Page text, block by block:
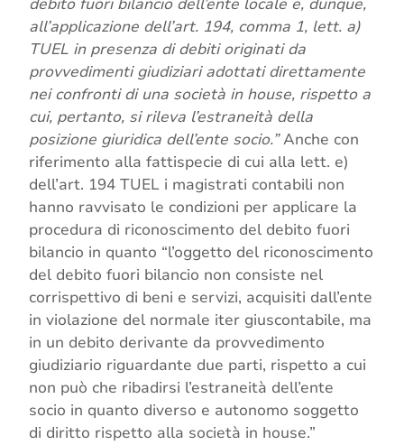
debito fuori bilancio dell’ente locale e, dunque,
all’applicazione dell’art. 194, comma 1, lett. a)
TUEL in presenza di debiti originati da
provvedimenti giudiziari adottati direttamente
nei confronti di una società in house, rispetto a
cui, pertanto, si rileva l’estraneità della
posizione giuridica dell’ente socio.”Anche con
riferimento alla fattispecie di cui alla lett. e)
dell’art. 194 TUEL i magistrati contabili non
hanno ravvisato le condizioni per applicare la
procedura di riconoscimento del debito fuori
bilancio in quanto “l’oggetto del riconoscimento
del debito fuori bilancio non consiste nel
corrispettivo di beni e servizi, acquisiti dall’ente
in violazione del normale iter giuscontabile, ma
in un debito derivante da provvedimento
giudiziario riguardante due parti, rispetto a cui
non può che ribadirsi l’estraneità dell’ente
socio in quanto diverso e autonomo soggetto
di diritto rispetto alla società in house.”